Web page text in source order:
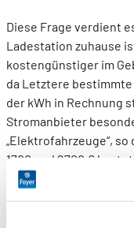
Diese Frage verdient
Ladestation zuhause
kostengünstiger im
da Letztere
der kWh in Rechnung
Stromanbieter
„Elektrofahrzeuge“,
1700 und 2700 €
immer möglich, sein